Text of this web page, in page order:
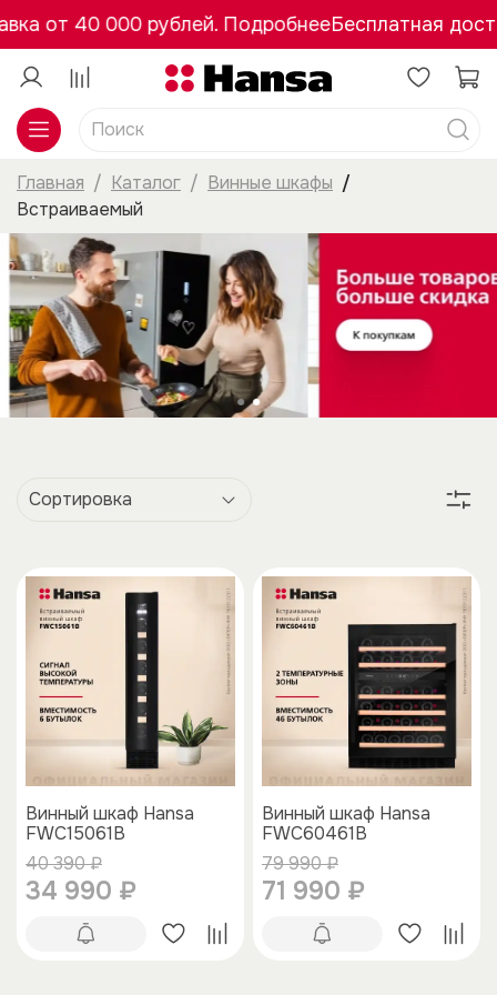
от 40 000 рублей. ПодробнееБесплатная
Главная Каталог
Винные шкафы
Встраиваемый
Винный шкаф Hansa
FWC15061B
40 390 ₽
34 990 ₽
Винный шкаф Hansa
FWC60461B
79 990 ₽
71 990 ₽